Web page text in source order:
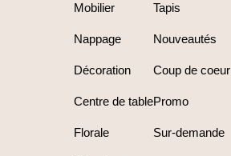
Mobilier
Nappage
Décoration
Centre de table
Florale
Tapis
Nouveautés
Coup de coeur
Promo
Sur-demande